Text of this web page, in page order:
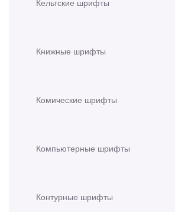
Кельтские шрифты
Книжные шрифты
Комические шрифты
Компьютерные шрифты
Контурные шрифты